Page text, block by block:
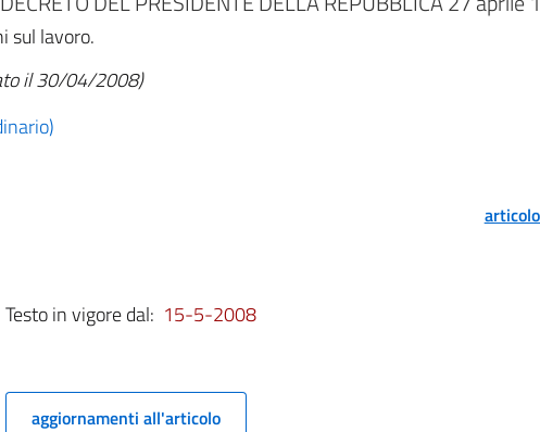
sul lavoro.
il 30/04/2008)
Testo in vigore dal: 15-5-2008
aggiornamenti all'articolo